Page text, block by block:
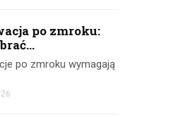
po zmroku:
po zmroku wymagają